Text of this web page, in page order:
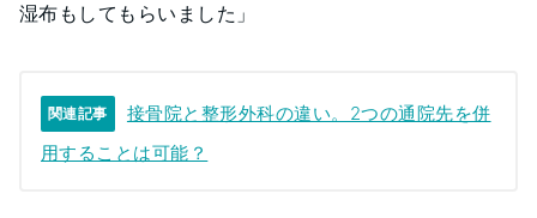
湿布もしてもらいました」
関連記事
接骨院と整形外科の違い。2つの通院先を併
用することは可能？